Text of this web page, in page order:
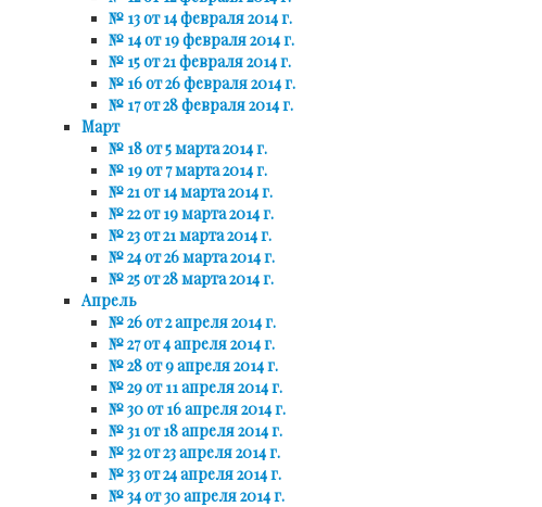
№ 13 от 14 февраля 2014 г.
№ 14 от 19 февраля 2014 г.
№ 15 от 21 февраля 2014 г.
№ 16 от 26 февраля 2014 г.
№ 17 от 28 февраля 2014 г.
Март
№ 18 от 5 марта 2014 г.
№ 19 от 7 марта 2014 г.
№ 21 от 14 марта 2014 г.
№ 22 от 19 марта 2014 г.
№ 23 от 21 марта 2014 г.
№ 24 от 26 марта 2014 г.
№ 25 от 28 марта 2014 г.
Апрель
№ 26 от 2 апреля 2014 г.
№ 27 от 4 апреля 2014 г.
№ 28 от 9 апреля 2014 г.
№ 29 от 11 апреля 2014 г.
№ 30 от 16 апреля 2014 г.
№ 31 от 18 апреля 2014 г.
№ 32 от 23 апреля 2014 г.
№ 33 от 24 апреля 2014 г.
№ 34 от 30 апреля 2014 г.